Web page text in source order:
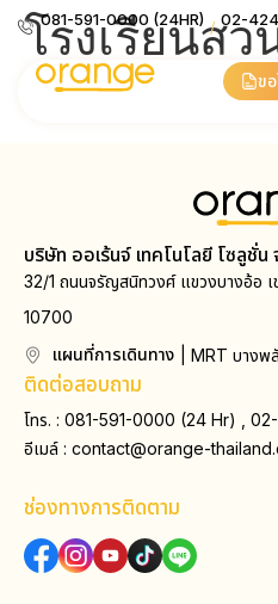
081-591-0000 (24HR) / 02-
ข
โรงเรียนส
วิทยาลัย
บริษัท ออเร้นจ์ เทคโนโลยี โซลูชั่น
32/1 ถนนจรัญสนิทวงศ์ แขวงบางอ้อ
10700
แผนที่การเดินทาง
| MRT บาง
ติดต่อสอบถาม
โทร. : 081-591-0000 (24 Hr) ,
อีเมล์ : contact@orange-
ช่องทางการติดตาม